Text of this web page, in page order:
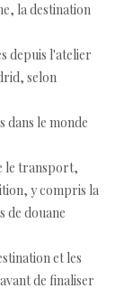
la destination
depuis l'atelier
selon
dans le monde
le transport,
y compris la
de douane
et les
de finaliser